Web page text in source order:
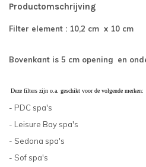
Productomschrijving
Filter element : 10,2 cm x 10 cm
Bovenkant is 5 cm opening en o
Deze filters zijn o.a. geschikt voor de volgende merken:
- PDC spa's
- Leisure Bay spa's
- Sedona spa's
- Sof spa's